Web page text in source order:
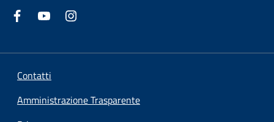
Contatti
Amministrazione Trasparente